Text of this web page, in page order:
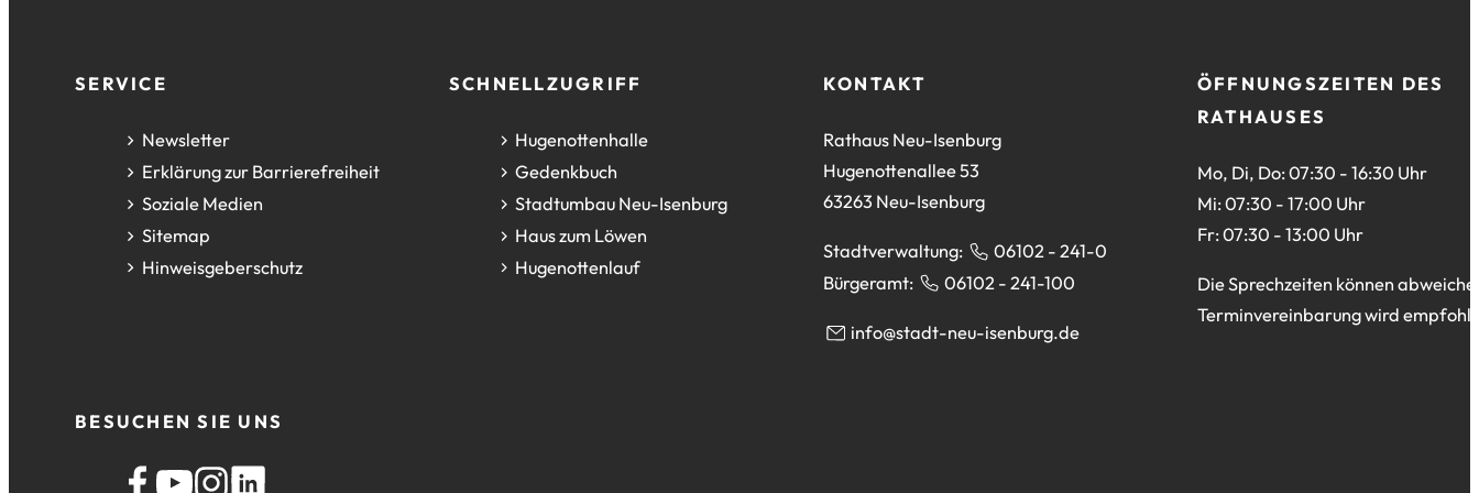
FußzeileSERVICE
Newsletter
Erklärung zur Barrierefreiheit
Soziale Medien
Sitemap
Hinweisgeberschutz
SCHNELLZUGRIFF
Hugenottenhalle
(Öffnet
in
einem
neuen
Tab)
Gedenkbuch
(Öffnet
in
einem
neuen
Stadtumbau Neu-Isenburg
(Öffnet
in
einem
Haus zum Löwen
(Öffnet
in Hugenottenlauf
(Öffnet
KONTAKT
Rathaus Neu-Isenburg
Hugenottenallee 53
63263 Neu-Isenburg
Stadtverwaltung:
06102 - 241-0
Bürgeramt:
06102 - 241-100
info stadt-neu-isenburg de
ÖFFNUNGSZEITEN DES
RATHAUSES
Mo, Di, Do: 07:30 - 16:30 Uhr
Mi: 07:30 - 17:00 Uhr
Fr: 07:30 - 13:00 Uhr
Die Sprechzeiten können
Terminvereinbarung wird
BESUCHEN SIE UNS